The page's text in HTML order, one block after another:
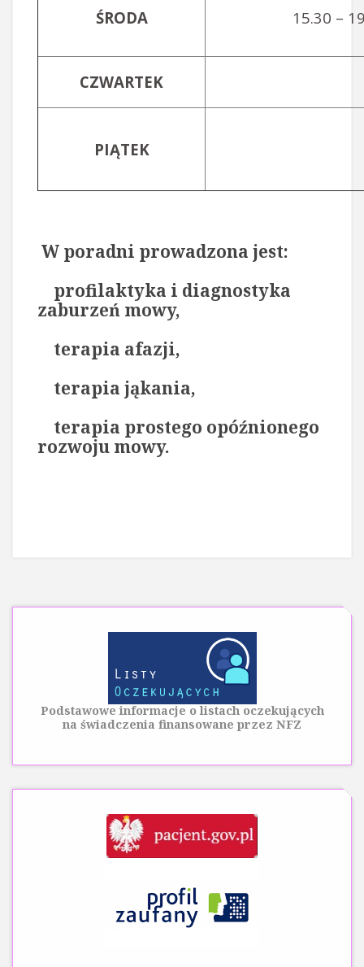
ŚRODA 15.30 –
CZWARTEK
PIĄTEK
W poradni prowadzona jest:
profilaktyka i diagnostyka
zaburzeń mowy,
terapia afazji,
terapia jąkania,
terapia prostego opóźnionego
rozwoju mowy.
Podstawowe informacje o listach oczekujących
na świadczenia finansowane przez NFZ